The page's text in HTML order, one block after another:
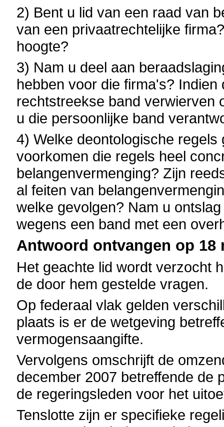
2) Bent u lid van een raad van
van een privaatrechtelijke
hoogte?
3) Nam u deel aan
hebben voor die firma's?
rechtstreekse band verwierven
u die persoonlijke band
4) Welke deontologische
voorkomen die regels heel
belangenvermenging? Zijn
al feiten van
welke gevolgen? Nam u
wegens een band met een
Antwoord ontvangen op 18
Het geachte lid wordt verzocht
de door hem gestelde vragen.
Op federaal vlak gelden
plaats is er de wetgeving
vermogensaangifte.
Vervolgens omschrijft de
december 2007 betreffende de
de regeringsleden voor het
Tenslotte zijn er specifieke